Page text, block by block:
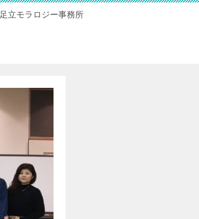
足立モラロジー事務所